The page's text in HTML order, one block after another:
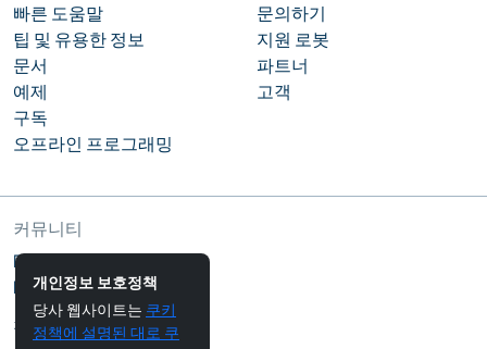
빠른 도움말
팁 및 유용한 정보
문서
예제
구독
오프라인 프로그래밍
문의하기
지원 로봇
파트너
고객
커뮤니티
RoboDK 블로그
RoboDK 포럼
팔로우하기
개인정보 보호정책
당사 웹사이트는 쿠키
정책에 설명된 대로 쿠